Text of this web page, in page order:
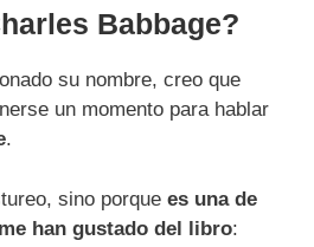
Babbage?
su nombre, creo que
un momento para hablar
.
sino porque es una de
han gustado del libro: